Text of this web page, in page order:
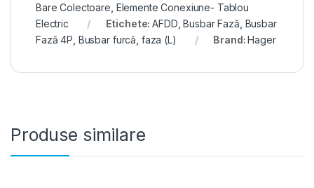
Bare Colectoare Elemente Conexiune- Tablou
Electric
Etichete:AFDD ,Busbar Fază Busbar
Fază 4P Busbar furcă faza (L) Brand:Hager
Produse similare